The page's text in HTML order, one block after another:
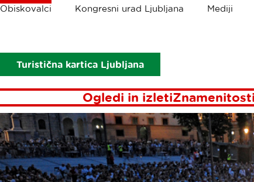
Obiskovalci Kongresni urad Ljubljana Mediji
Turistična kartica Ljubljana
Ogledi in izleti
Drobtinice